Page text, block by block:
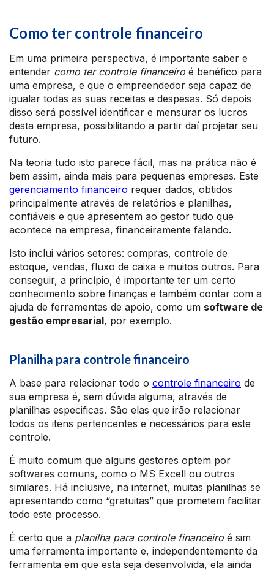
Como ter controle financeiro
Em uma primeira perspectiva, é importante saber e
entender como ter controle financeiro é benéfico para
uma empresa, e que o empreendedor seja capaz de
igualar todas as suas receitas e despesas. Só depois
disso será possível identificar e mensurar os lucros
desta empresa, possibilitando a partir daí projetar seu
futuro.
Na teoria tudo isto parece fácil, mas na prática não é
bem assim, ainda mais para pequenas empresas. Este
gerenciamento financeiro requer dados, obtidos
principalmente através de relatórios e planilhas,
confiáveis e que apresentem ao gestor tudo que
acontece na empresa, financeiramente falando.
Isto inclui vários setores: compras, controle de
estoque, vendas, fluxo de caixa e muitos outros. Para
conseguir, a princípio, é importante ter um certo
conhecimento sobre finanças e também contar com a
ajuda de ferramentas de apoio, como um software de
gestão empresarial, por exemplo.
Planilha para controle financeiro
A base para relacionar todo o controle financeiro de
sua empresa é, sem dúvida alguma, através de
planilhas especificas. São elas que irão relacionar
todos os itens pertencentes e necessários para este
controle.
É muito comum que alguns gestores optem por
softwares comuns, como o MS Excell ou outros
similares. Há inclusive, na internet, muitas planilhas se
apresentando como “gratuitas” que prometem facilitar
todo este processo.
É certo que a planilha para controle financeiro é sim
uma ferramenta importante e, independentemente da
ferramenta em que esta seja desenvolvida, ela ainda